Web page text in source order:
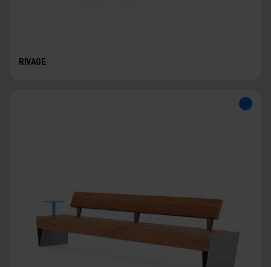
RIVAGE